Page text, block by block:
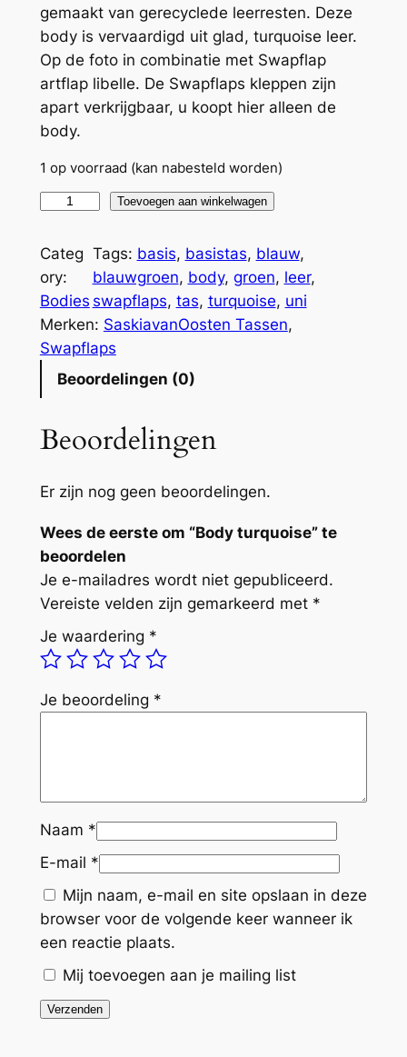
gemaakt van gerecyclede leerresten. Deze
body is vervaardigd uit glad, turquoise leer.
Op de foto in combinatie met Swapflap
artflap libelle. De Swapflaps kleppen zijn
apart verkrijgbaar, u koopt hier alleen de
body.
1 op voorraad (kan nabesteld worden)
d
y
t
u
r
e
a
n
t
a
Toevoegen aan winkelwagen
Categ
ory:
Bodies
Tags: basis, basistas, blauw
blauwgroen, body, groen, leer
swapflaps, tas, turquoise, uni
Merken: SaskiavanOosten Tassen
Swapflaps
Beoordelingen (0)
Beoordelingen
Er zijn nog geen beoordelingen.
Wees de eerste om “Body turquoise” te
beoordelen
Je e-mailadres wordt niet gepubliceerd.
Vereiste velden zijn gemarkeerd met *
Je waardering *
Je beoordeling *
Naam *
E-mail *
Mijn naam, e-mail en site opslaan in deze
browser voor de volgende keer wanneer ik
een reactie plaats.
Mij toevoegen aan je mailing list